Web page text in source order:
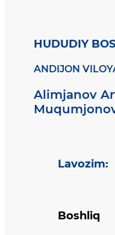
HUDUDIY
ANDIJON
Alimjanov
Lavozim:
Boshliq